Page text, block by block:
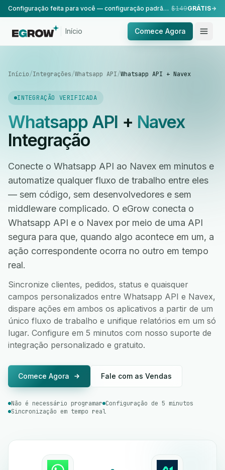
Configuração feita para você — configuração padrão, realizada pela nossa equipe. $149GRÁTIS
Início Comece Agora
Início/Integrações/Whatsapp API/Whatsapp API + Navex
INTEGRAÇÃO VERIFICADA
Whatsapp API + Navex
Integração
Conecte o Whatsapp API ao Navex em minutos e
automatize qualquer fluxo de trabalho entre eles
— sem código, sem desenvolvedores e sem
middleware complicado. O eGrow conecta o
Whatsapp API e o Navex por meio de uma API
segura para que, quando algo acontece em um, a
ação correspondente ocorra no outro em tempo
real.
Sincronize clientes, pedidos, status e quaisquer
campos personalizados entre Whatsapp API e Navex,
dispare ações em ambos os aplicativos a partir de um
único fluxo de trabalho e unifique relatórios em um só
lugar. Configure em 5 minutos com nosso suporte de
integração personalizado e gratuito.
Comece Agora Fale com as Vendas
Não é necessário programar Configuração de 5 minutos
Sincronização em tempo real